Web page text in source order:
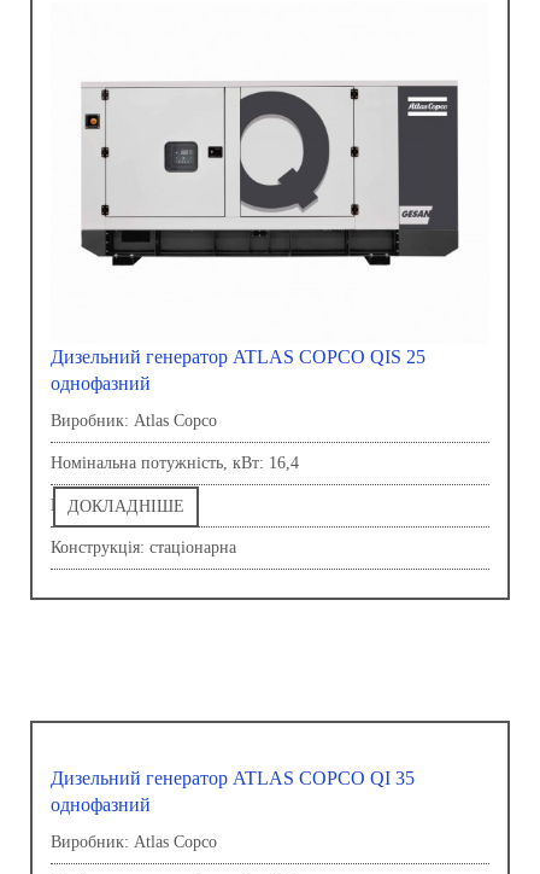
Дизельний генератор ATLAS COPCO QIS 25
однофазний
Виробник: Atlas Copco
Номінальна потужність, кВт: 16,4
Напруга, В: 230,0
Конструкція: стаціонарна
ДОКЛАДНІШЕ
Дизельний генератор ATLAS COPCO QI 35
однофазний
Виробник: Atlas Copco